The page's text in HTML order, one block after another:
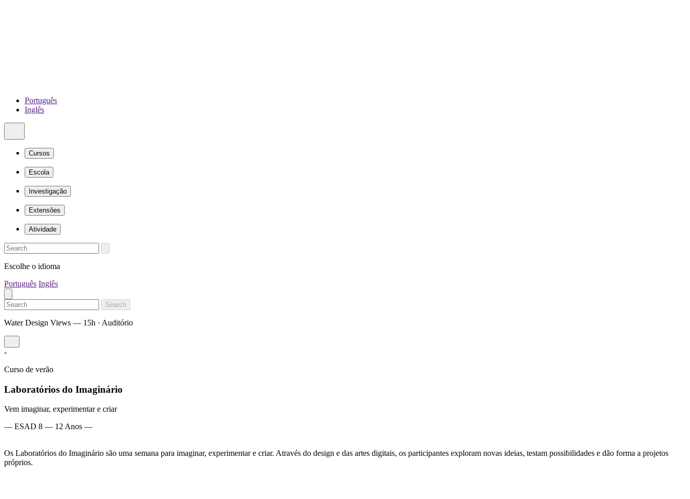
Português
Inglês
Cursos
Escola
Investigação
Extensões
Atividade
Escolhe o idioma
Português Inglês
Search
Water Design Views — 15h · Auditório
-
Curso de verão
Laboratórios do Imaginário
Vem imaginar, experimentar e criar
— ESAD 8 — 12 Anos —
Os Laboratórios do Imaginário são uma semana para imaginar, experimentar e criar. Através do design e das artes digitais, os participantes exploram novas ideias, testam possibilidades e dão forma a projetos
próprios.